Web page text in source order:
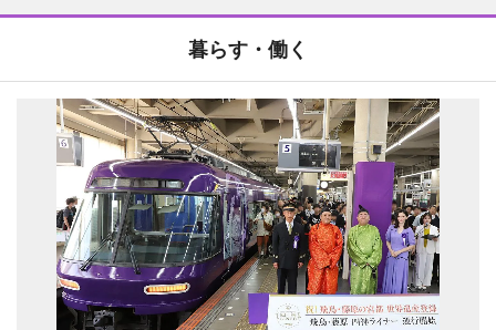
暮らす・働く